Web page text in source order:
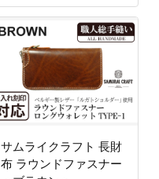
サムライクラフト 長財
布 ラウンドファスナー